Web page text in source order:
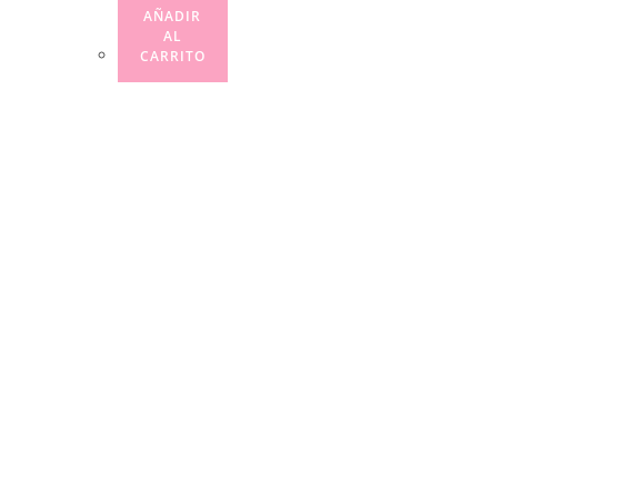
AÑADIR
AL
CARRITO